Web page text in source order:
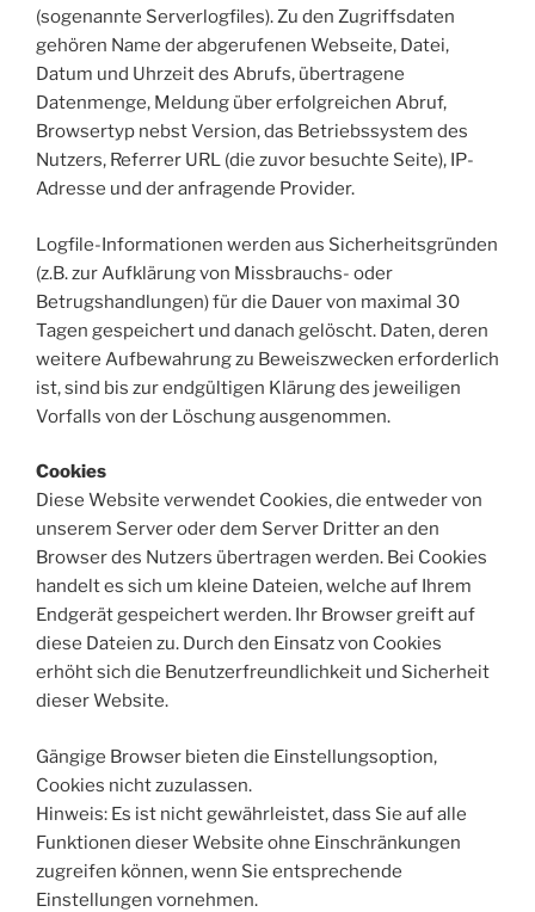
(sogenannte Serverlogfiles). Zu den Zugriffsdaten
gehören Name der abgerufenen Webseite, Datei,
Datum und Uhrzeit des Abrufs, übertragene
Datenmenge, Meldung über erfolgreichen Abruf,
Browsertyp nebst Version, das Betriebssystem des
Nutzers, Referrer URL (die zuvor besuchte Seite), IP-
Adresse und der anfragende Provider.
Logfile-Informationen werden aus Sicherheitsgründen
(z.B. zur Aufklärung von Missbrauchs- oder
Betrugshandlungen) für die Dauer von maximal 30
Tagen gespeichert und danach gelöscht. Daten, deren
weitere Aufbewahrung zu Beweiszwecken erforderlich
ist, sind bis zur endgültigen Klärung des jeweiligen
Vorfalls von der Löschung ausgenommen.
Cookies
Diese Website verwendet Cookies, die entweder von
unserem Server oder dem Server Dritter an den
Browser des Nutzers übertragen werden. Bei Cookies
handelt es sich um kleine Dateien, welche auf Ihrem
Endgerät gespeichert werden. Ihr Browser greift auf
diese Dateien zu. Durch den Einsatz von Cookies
erhöht sich die Benutzerfreundlichkeit und Sicherheit
dieser Website.
Gängige Browser bieten die Einstellungsoption,
Cookies nicht zuzulassen.
Hinweis: Es ist nicht gewährleistet, dass Sie auf alle
Funktionen dieser Website ohne Einschränkungen
zugreifen können, wenn Sie entsprechende
Einstellungen vornehmen.